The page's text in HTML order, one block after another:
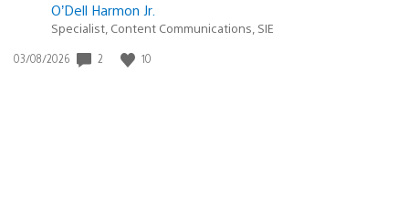
O’Dell Harmon Jr.
Specialist, Content Communications, SIE
Date
03/08/2026 2 10